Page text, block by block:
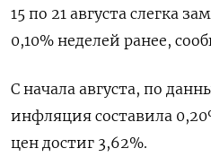
15 по 21 августа слегка
0,10% неделей ранее,
С начала августа, по
инфляция составила
цен достиг 3,62%.